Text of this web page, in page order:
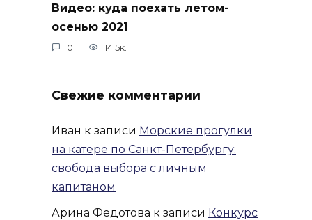
Видео: куда поехать летом-
осенью 2021
0 14.5к.
Свежие комментарии
Иван к записи Морские прогулки
на катере по Санкт-Петербургу:
свобода выбора с личным
капитаном
Арина Федотова к записи Конкурс